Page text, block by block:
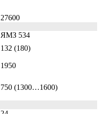
27600
ЯМЗ 534
132 (180)
1950
750 (1300…1600)